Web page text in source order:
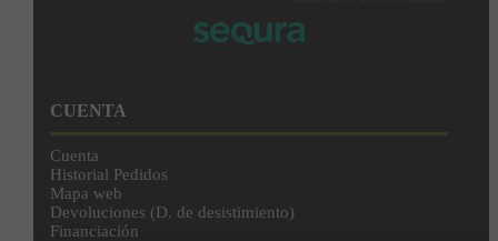
CUENTA
Cuenta
Historial Pedidos
Mapa web
Devoluciones (D. de desistimiento)
Financiación